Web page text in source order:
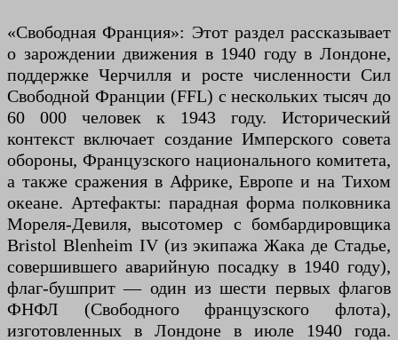
«Свободная Франция»: Этот раздел рассказывает
о зарождении движения в 1940 году в Лондоне,
поддержке Черчилля и росте численности Сил
Свободной Франции (FFL) с нескольких тысяч до
60 000 человек к 1943 году. Исторический
контекст включает создание Имперского совета
обороны, Французского национального комитета,
а также сражения в Африке, Европе и на Тихом
океане. Артефакты: парадная форма полковника
Мореля-Девиля, высотомер с бомбардировщика
Bristol Blenheim IV (из экипажа Жака де Стадье,
совершившего аварийную посадку в 1940 году),
флаг-бушприт — один из шести первых флагов
ФНФЛ (Свободного французского флота),
изготовленных в Лондоне в июле 1940 года.